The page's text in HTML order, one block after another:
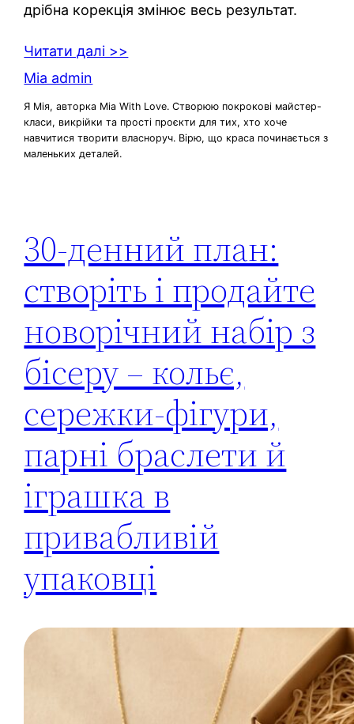
дрібна корекція змінює весь результат.
Читати далі >>
Mia admin
Я Мія, авторка Mia With Love. Створюю покрокові майстер-
класи, викрійки та прості проєкти для тих, хто хоче
навчитися творити власноруч. Вірю, що краса починається з
маленьких деталей.
30-денний план:
створіть і продайте
новорічний набір з
бісеру – кольє,
сережки-фігури,
парні браслети й
іграшка в
привабливій
упаковці